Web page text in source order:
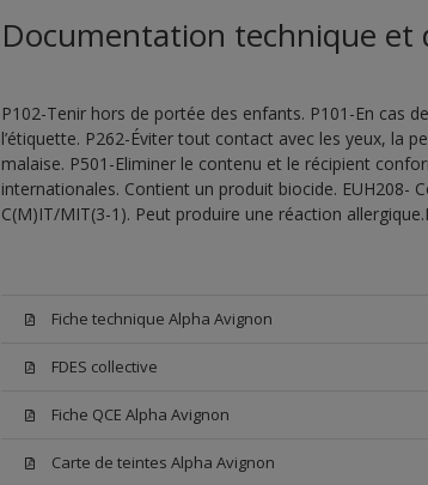
Documentation technique et
P102-Tenir hors de portée des enfants. P101-En cas
l’étiquette. P262-Éviter tout contact avec les yeux, la
malaise. P501-Eliminer le contenu et le récipient
internationales. Contient un produit biocide. EUH208-
C(M)IT/MIT(3-1). Peut produire une réaction
Fiche technique Alpha Avignon
FDES collective
Fiche QCE Alpha Avignon
Carte de teintes Alpha Avignon